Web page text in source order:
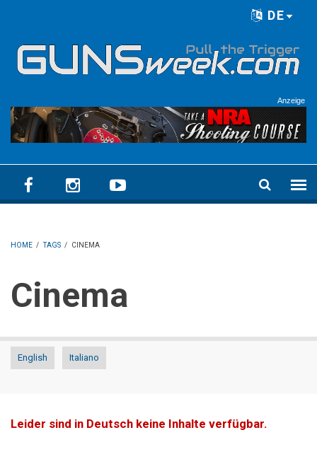
DE
Anzeige
HOME / TAGS / CINEMA
Cinema
English Italiano
Leider sind in Deutsch keine Inhalte verfügbar.